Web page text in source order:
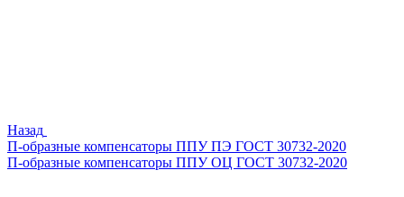
Назад
П-образные компенсаторы ППУ ПЭ ГОСТ 30732-2020
П-образные компенсаторы ППУ ОЦ ГОСТ 30732-2020